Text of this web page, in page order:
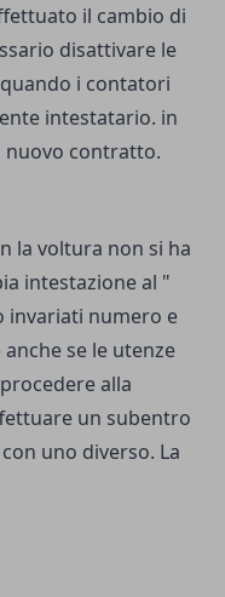
il cambio di
disattivare le
i contatori
intestatario. in
nuovo contratto.
la voltura non si ha
intestazione al "
invariati numero e
se le utenze
alla
un subentro
uno diverso. La